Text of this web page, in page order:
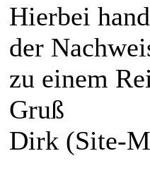
Hierbei
der
zu einem
Gruß
Dirk (Site-